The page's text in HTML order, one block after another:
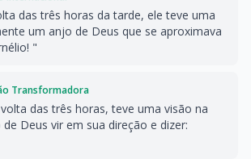
das três horas da tarde, ele teve uma
um anjo de Deus que se aproximava
"
Transformadora
das três horas, teve uma visão na
Deus vir em sua direção e dizer: